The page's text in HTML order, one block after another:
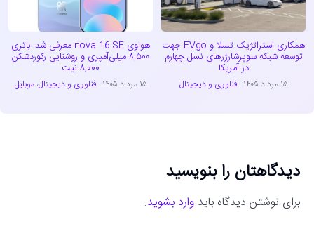
همکاری استراتژیک تسلا و EVgo جهت
توسعه شبکه سوپرشارژرهای نسل چهارم
در آمریکا
۱۵ مرداد ۱۴۰۵ فناوری و دیجیتال
هواوی nova 16 SE معرفی شد: باتری
۸,۵۰۰ میلی‌آمپری و روشنایی رکوردشکن
۸,۰۰۰ نیت
۱۵ مرداد ۱۴۰۵ فناوری و دیجیتال،موبایل
دیدگاهتان را بنویسید
برای نوشتن دیدگاه باید وارد بشوید.